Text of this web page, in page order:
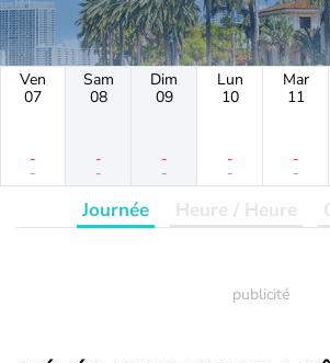
Ven
07
-
-
Sam
08
-
-
Dim
09
-
-
Lun
10
-
-
Mar
11
-
-
Journée Heure / Heure